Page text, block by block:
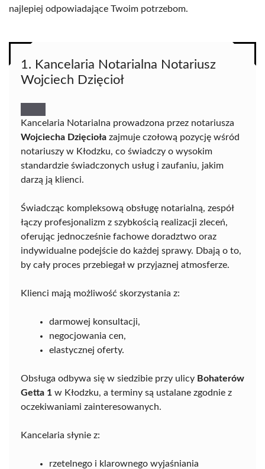
najlepiej odpowiadające Twoim potrzebom.
1. Kancelaria Notarialna Notariusz
Wojciech Dzięcioł
Kancelaria Notarialna prowadzona przez notariusza
Wojciecha Dzięcioła zajmuje czołową pozycję wśród
notariuszy w Kłodzku, co świadczy o wysokim
standardzie świadczonych usług i zaufaniu, jakim
darzą ją klienci.
Świadcząc kompleksową obsługę notarialną, zespół
łączy profesjonalizm z szybkością realizacji zleceń,
oferując jednocześnie fachowe doradztwo oraz
indywidualne podejście do każdej sprawy. Dbają o to,
by cały proces przebiegał w przyjaznej atmosferze.
Klienci mają możliwość skorzystania z:
darmowej konsultacji,
negocjowania cen,
elastycznej oferty.
Obsługa odbywa się w siedzibie przy ulicy Bohaterów
Getta 1 w Kłodzku, a terminy są ustalane zgodnie z
oczekiwaniami zainteresowanych.
Kancelaria słynie z:
rzetelnego i klarownego wyjaśniania